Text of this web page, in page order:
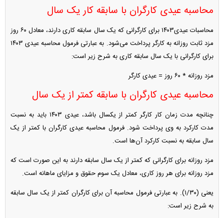
محاسبه عیدی کارگران با سابقه کار یک سال
محاسبات عیدی۱۴۰۳ برای کارگرانی که یک سال سابقه کاری دارند، معادل ۶۰ روز
مزد ثابت روزانه به کارگر پرداخت می‌شود. به عبارتی فرمول محاسبه عیدی ۱۴۰۳
برای کارگرانی با یک سال سابقه کاری به شرح زیر است:
مزد روزانه * ۶۰ روز = عیدی کارگر
محاسبه عیدی کارگران با سابقه کمتر از یک سال
چنانچه مدت زمان کار کارگر کمتر از یکسال باشد، عیدی ۱۴۰۳ باید به نسبت
مدت کارکرد به وی پرداخت شود. فرمول محاسبه عیدی کارگران با کمتر از یک
سال سابقه به نسبت کارکرد آن‌ها است.
مزد روزانه برای کارگرانی که کمتر از یک سال سابقه دارند به این صورت است که
مزد روزانه برای هر روز کاری، معادل یک سوم حقوق و مزایای ماهانه است.
یعنی (۱/۳۰). به عبارتی فرمول محاسبه آن برای کارگران کمتر از یک سال سابقه
به شرح زیر است: